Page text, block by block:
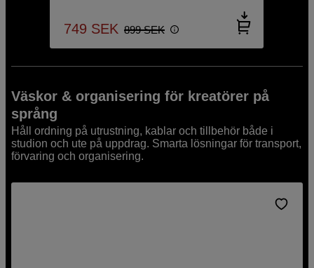
749 SEK 899 SEK
Väskor & organisering för kreatörer på
språng
Håll ordning på utrustning, kablar och tillbehör både i
studion och ute på uppdrag. Smarta lösningar för transport,
förvaring och organisering.